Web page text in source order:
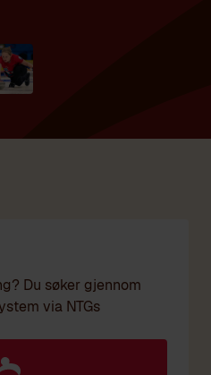
Du søker gjennom
via NTGs